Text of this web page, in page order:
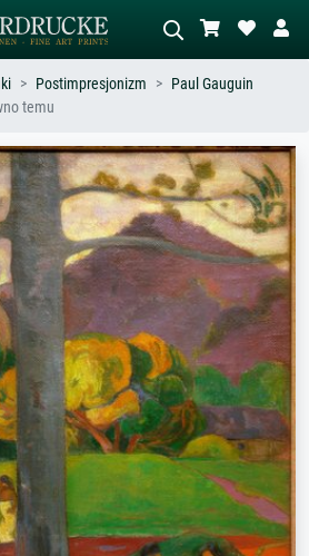
– np.
akt.
Opisz scenę – np. zielona łąka,
abstrakcja z czerwienią, ciemny olej,
stojący akt obok drzewa.
Postimpresjonizm
Paul Gauguin
temu